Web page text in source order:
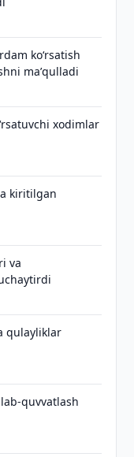
koʻrsatish
maʼqulladi
xodimlar
kiritilgan
va
qulayliklar
quvvatlash